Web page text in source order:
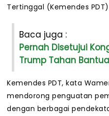
Tertinggal (Kemendes
Baca juga :
Pernah Disetujui
Trump Tahan
Kemendes PDT, kata
mendorong penguatan
dengan berbagai